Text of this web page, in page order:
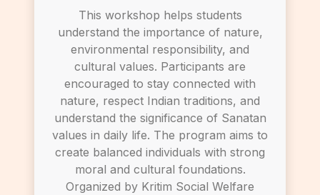
This workshop helps students
understand the importance of nature,
environmental responsibility, and
cultural values. Participants are
encouraged to stay connected with
nature, respect Indian traditions, and
understand the significance of Sanatan
values in daily life. The program aims to
create balanced individuals with strong
moral and cultural foundations.
Organized by Kritim Social Welfare